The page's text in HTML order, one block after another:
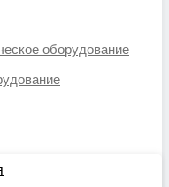
оборудование